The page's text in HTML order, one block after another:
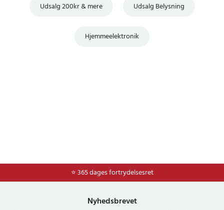
Udsalg 200kr & mere Udsalg Belysning
Hjemmeelektronik
⭐ 365 dages fortrydelsesret
⭐ Nem og sikker betaling med mobilepay og dankort
Nyhedsbrevet